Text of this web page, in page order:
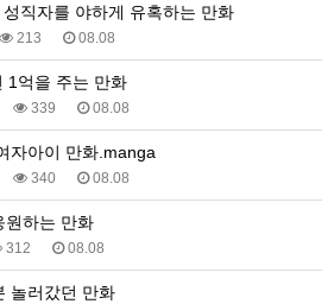
직자를 야하게 유혹하는 만화
213 08.08
1억을 주는 만화
339 08.08
자아이 만화.manga
340 08.08
원하는 만화
312 08.08
놀러갔던 만화